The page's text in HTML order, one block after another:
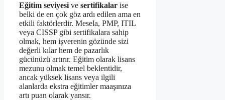
Eğitim seviyesi ve sertifikalar ise
belki de en çok göz ardı edilen ama en
etkili faktörlerdir. Mesela, PMP, ITIL
veya CISSP gibi sertifikalara sahip
olmak, hem işverenin gözünde sizi
değerli kılar hem de pazarlık
gücünüzü artırır. Eğitim olarak lisans
mezunu olmak temel beklentidir,
ancak yüksek lisans veya ilgili
alanlarda ekstra eğitimler maaşınıza
artı puan olarak yansır.